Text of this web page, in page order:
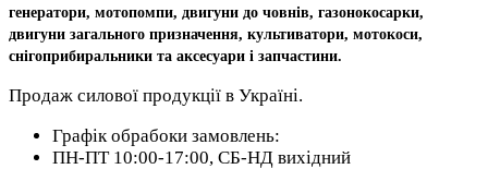
генератори, мотопомпи, двигуни до човнів, газонокосарки,
двигуни загального призначення, культиватори, мотокоси,
снігоприбиральники та аксесуари і запчастини.
Продаж силової продукції в Україні.
Графік обрабоки замовлень:
ПН-ПТ 10:00-17:00, СБ-НД вихідний